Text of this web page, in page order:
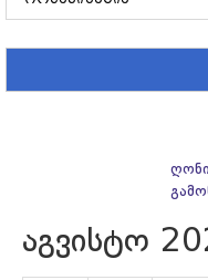
აგვისტო